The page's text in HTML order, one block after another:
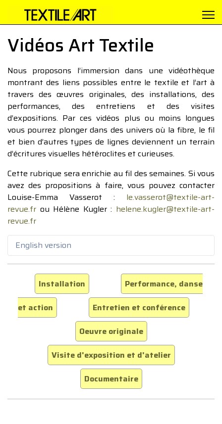
Vidéos Art Textile
Nous proposons l’immersion dans une vidéothèque
montrant des liens possibles entre le textile et l’art à
travers des œuvres originales, des installations, des
performances, des entretiens et des visites
d’expositions. Par ces vidéos plus ou moins longues
vous pourrez plonger dans des univers où la fibre, le fil
et bien d’autres types de lignes deviennent un terrain
d’écritures visuelles hétéroclites et curieuses.
Cette rubrique sera enrichie au fil des semaines. Si vous
avez des propositions à faire, vous pouvez contacter
Louise-Emma Vasserot : le.vasserot@textile-art-
revue.fr ou Hélène Kugler : helene.kugler@textile-art-
revue.fr
English version
Installation
Performance, danse
et action
Entretien et conférence
Oeuvre originale
Visite d'exposition et d'atelier
Documentaire